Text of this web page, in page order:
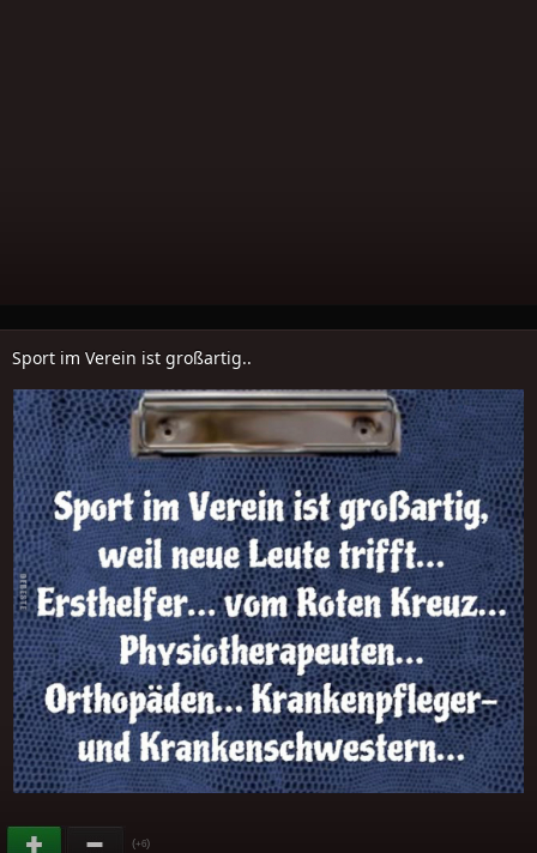
Sport im Verein ist großartig..
(+6)